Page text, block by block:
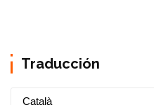
Traducción